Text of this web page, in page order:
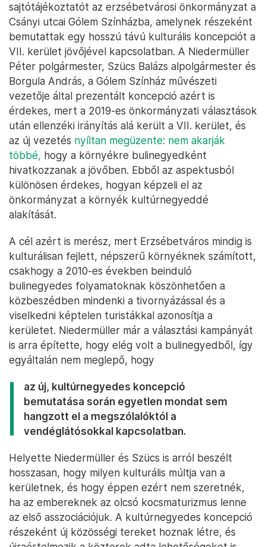
sajtótájékoztatót az erzsébetvárosi önkormányzat a
Csányi utcai Gólem Színházba, amelynek részeként
bemutattak egy hosszú távú kulturális koncepciót a
VII. kerület jövőjével kapcsolatban. A Niedermüller
Péter polgármester, Szücs Balázs alpolgármester és
Borgula András, a Gólem Színház művészeti
vezetője által prezentált koncepció azért is
érdekes, mert a 2019-es önkormányzati választások
után ellenzéki irányítás alá került a VII. kerület, és
az új vezetés nyíltan megüzente: nem akarják
többé, hogy a környékre bulinegyedként
hivatkozzanak a jövőben. Ebből az aspektusból
különösen érdekes, hogyan képzeli el az
önkormányzat a környék kultúrnegyeddé
alakítását.
A cél azért is merész, mert Erzsébetváros mindig is
kulturálisan fejlett, népszerű környéknek számított,
csakhogy a 2010-es években beinduló
bulinegyedes folyamatoknak köszönhetően a
közbeszédben mindenki a tivornyázással és a
viselkedni képtelen turistákkal azonosítja a
kerületet. Niedermüller már a választási kampányát
is arra építette, hogy elég volt a bulinegyedből, így
egyáltalán nem meglepő, hogy
az új, kultúrnegyedes koncepció
bemutatása során egyetlen mondat sem
hangzott el a megszólalóktól a
vendéglátósokkal kapcsolatban.
Helyette Niedermüller és Szücs is arról beszélt
hosszasan, hogy milyen kulturális múltja van a
kerületnek, és hogy éppen ezért nem szeretnék,
ha az embereknek az olcsó kocsmaturizmus lenne
az első asszociációjuk. A kultúrnegyedes koncepció
részeként új közösségi tereket hoznak létre, és